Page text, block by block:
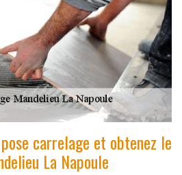
carrelage et obtenez le
La Napoule